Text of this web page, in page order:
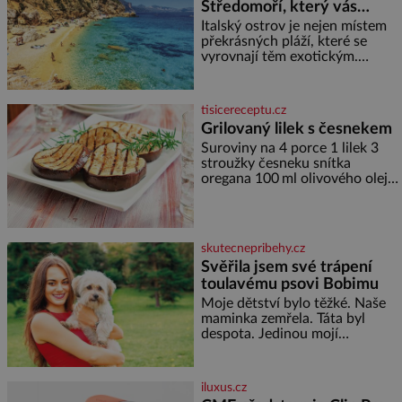
Středomoří, který vás
okouzlí
Italský ostrov je nejen místem
překrásných pláží, které se
vyrovnají těm exotickým.
Fascinující stará malebná
městečka či třeba dechberoucí
útesy. Druhý největší italský
ostrov o velikosti přibližně
jedné třetiny České republiky
vás ohromí nejen svými plážemi
luxusem.Zjistěte,
tisicereceptu.cz
Grilovaný lilek s česnekem
Suroviny na 4 porce 1 lilek 3
stroužky česneku snítka
oregana 100 ml olivového oleje
kolečka lilku.
skutecnepribehy.cz
Svěřila jsem své trápení
toulavému psovi Bobimu
Moje dětství bylo těžké. Naše
maminka zemřela. Táta byl
despota. Jedinou mojí
dítě měla peklo. Maminka
zemřela, když jsem byla ještě
iluxus.cz